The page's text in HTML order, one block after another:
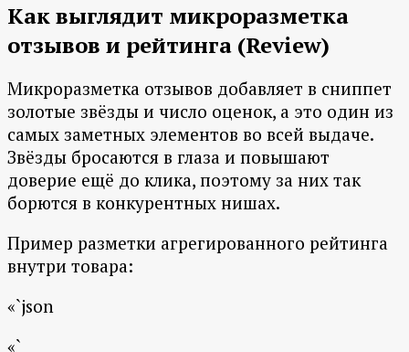
Как выглядит микроразметка
отзывов и рейтинга (Review)
Микроразметка отзывов добавляет в сниппет
золотые звёзды и число оценок, а это один из
самых заметных элементов во всей выдаче.
Звёзды бросаются в глаза и повышают
доверие ещё до клика, поэтому за них так
борются в конкурентных нишах.
Пример разметки агрегированного рейтинга
внутри товара:
«`json
«`